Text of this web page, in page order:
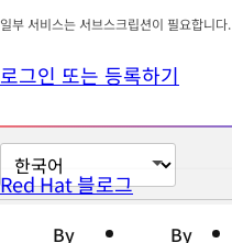
일부 서비스는 서브스크립션이 필요합니다.
로그인 또는 등록하기
페
이
Red Hat 블로그
By
By